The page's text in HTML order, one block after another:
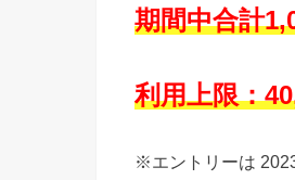
期間中合計
利用上限：
※エントリーは